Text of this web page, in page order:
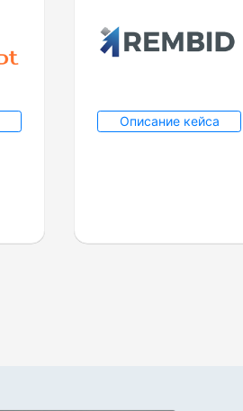
Описание кейса